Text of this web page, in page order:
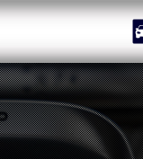
TUCグループ
ア